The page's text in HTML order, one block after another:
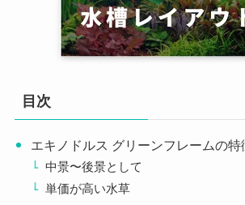
目次
エキノドルス グリーンフレームの特
中景〜後景として
単価が高い水草